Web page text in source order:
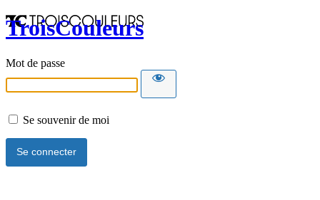
TroisCouleurs
Mot de passe
Se souvenir de moi